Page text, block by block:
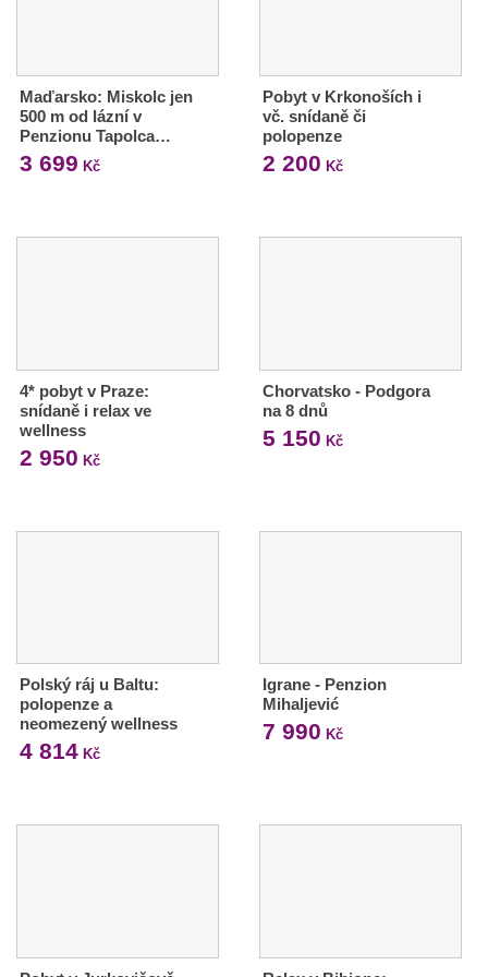
Maďarsko: Miskolc jen
500 m od lázní v
Penzionu Tapolca…
3 699 Kč
Pobyt v Krkonoších i
vč. snídaně či
polopenze
2 200 Kč
4* pobyt v Praze:
snídaně i relax ve
wellness
2 950 Kč
Chorvatsko - Podgora
na 8 dnů
5 150 Kč
Polský ráj u Baltu:
polopenze a
neomezený wellness
4 814 Kč
Igrane - Penzion
Mihaljević
7 990 Kč